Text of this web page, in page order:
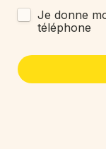
Untitled
Je donne
téléphone